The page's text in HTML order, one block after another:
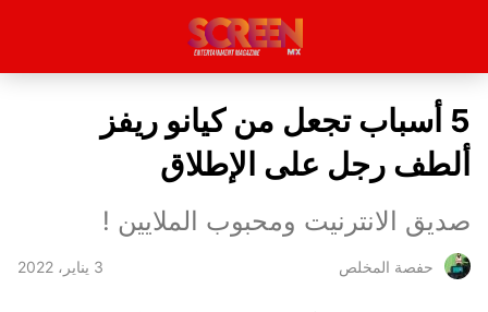
5 أسباب تجعل من كيانو ريفز
ألطف رجل على الإطلاق
صديق الانترنيت ومحبوب الملايين !
حفصة المخلص 3 يناير، 2022